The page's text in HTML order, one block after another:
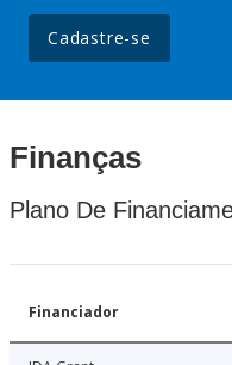
Cadastre-se
Finanças
Plano De
Financiador